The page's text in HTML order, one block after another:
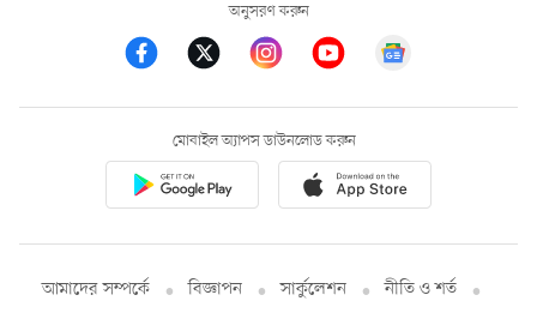
অনুসরণ করুন
মোবাইল অ্যাপস ডাউনলোড করুন
আমাদের সম্পর্কে বিজ্ঞাপন সার্কুলেশন
নীতি ও শর্ত